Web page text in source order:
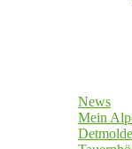
News
Mein